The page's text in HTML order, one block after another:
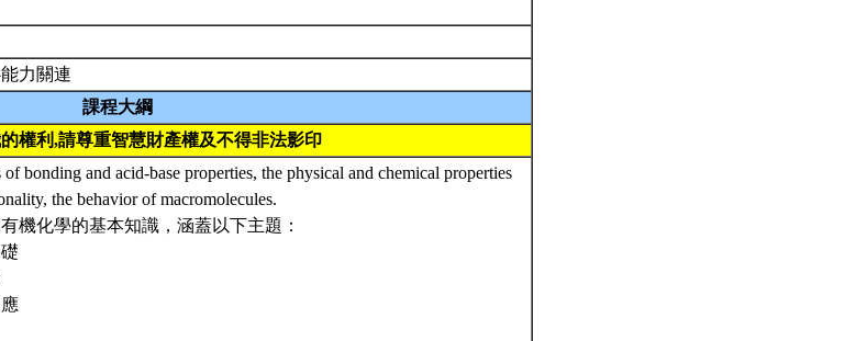
力關連
課程大綱
權利,請尊重智慧財產權及不得非法影印
bonding and acid-base properties, the physical and chemical properties
the behavior of macromolecules.
機化學的基本知識，涵蓋以下主題：